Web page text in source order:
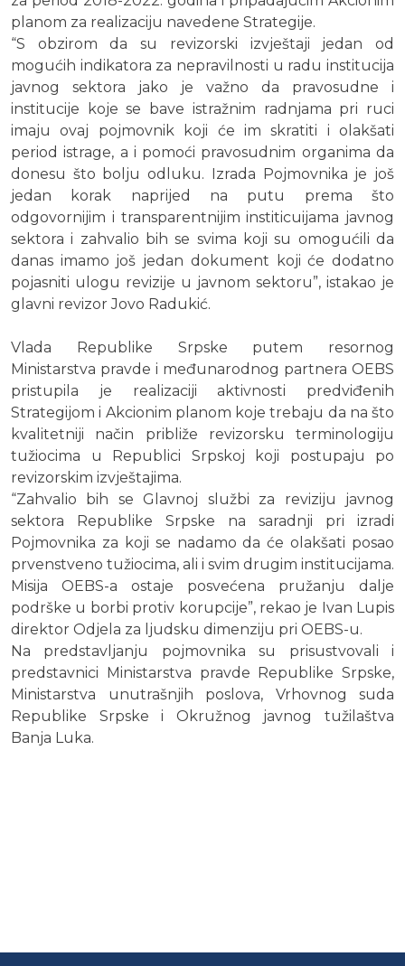
planom za realizaciju navedene Strategije.
“S obzirom da su revizorski izvještaji jedan od
mogućih indikatora za nepravilnosti u radu institucija
javnog sektora jako je važno da pravosudne i
institucije koje se bave istražnim radnjama pri ruci
imaju ovaj pojmovnik koji će im skratiti i olakšati
period istrage, a i pomoći pravosudnim organima da
donesu što bolju odluku. Izrada Pojmovnika je još
jedan korak naprijed na putu prema što
odgovornijim i transparentnijim institicuijama javnog
sektora i zahvalio bih se svima koji su omogućili da
danas imamo još jedan dokument koji će dodatno
pojasniti ulogu revizije u javnom sektoru”, istakao je
glavni revizor Jovo Radukić.
Vlada Republike Srpske putem resornog
Ministarstva pravde i međunarodnog partnera OEBS
pristupila je realizaciji aktivnosti predviđenih
Strategijom i Akcionim planom koje trebaju da na što
kvalitetniji način približe revizorsku terminologiju
tužiocima u Republici Srpskoj koji postupaju po
revizorskim izvještajima.
“Zahvalio bih se Glavnoj službi za reviziju javnog
sektora Republike Srpske na saradnji pri izradi
Pojmovnika za koji se nadamo da će olakšati posao
prvenstveno tužiocima, ali i svim drugim institucijama.
Misija OEBS-a ostaje posvećena pružanju dalje
podrške u borbi protiv korupcije”, rekao je Ivan Lupis
direktor Odjela za ljudsku dimenziju pri OEBS-u.
Na predstavljanju pojmovnika su prisustvovali i
predstavnici Ministarstva pravde Republike Srpske,
Ministarstva unutrašnjih poslova, Vrhovnog suda
Republike Srpske i Okružnog javnog tužilaštva
Banja Luka.